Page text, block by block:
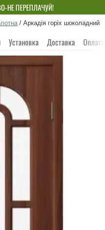
НЕ ПЕРЕПЛАЧУЙ!
/ Аркадія горіх шоколадний
Установка Доставка Оплата